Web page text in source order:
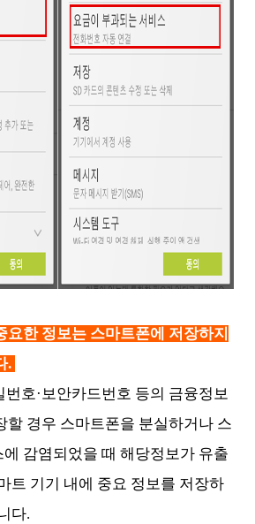
요한 정보는 스마트폰에 저장하지
.
번호·보안카드번호 등의 금융정보
할 경우 스마트폰을 분실하거나 스
감염되었을 때 해당정보가 유출
트 기기 내에 중요 정보를 저장하
다.